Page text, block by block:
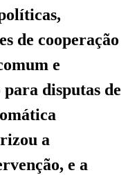
de cooperação
e
disputas de
a
e a